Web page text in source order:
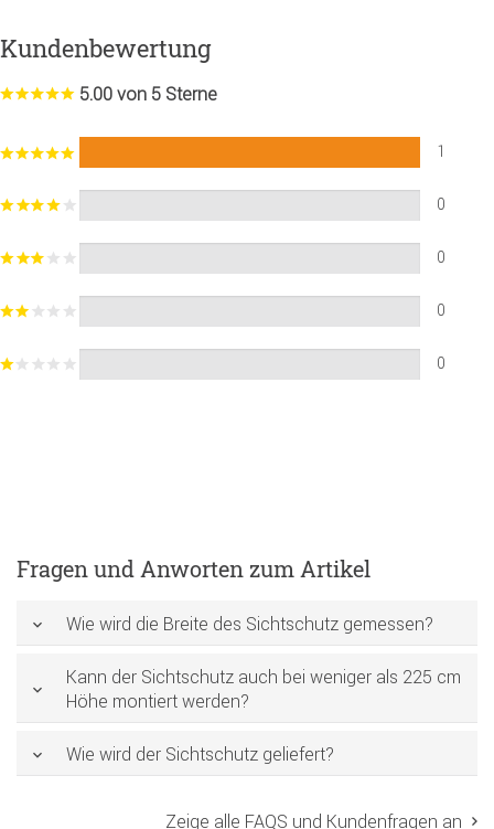
Kundenbewertung
5.00 von 5 Sterne
1
0
0
0
0
Fragen und Anworten zum Artikel
Wie wird die Breite des Sichtschutz gemessen?
Kann der Sichtschutz auch bei weniger als 225 cm
Höhe montiert werden?
Wie wird der Sichtschutz geliefert?
Zeige alle FAQS und Kundenfragen an